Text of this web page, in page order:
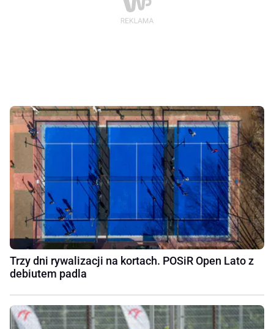
Trzy dni rywalizacji na kortach. POSiR Open Lato z
debiutem padla